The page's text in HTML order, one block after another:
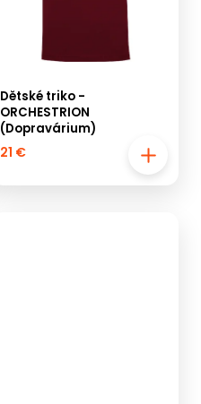
Dětské triko -
ORCHESTRION
(Dopravárium)
21 €